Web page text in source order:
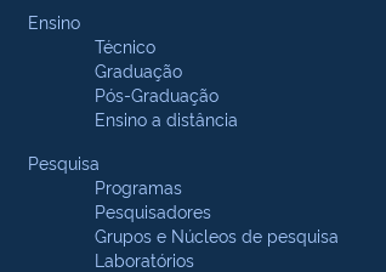
Ensino
Técnico
Graduação
Pós-Graduação
Ensino a distância
Pesquisa
Programas
Pesquisadores
Grupos e Núcleos de pesquisa
Laboratórios